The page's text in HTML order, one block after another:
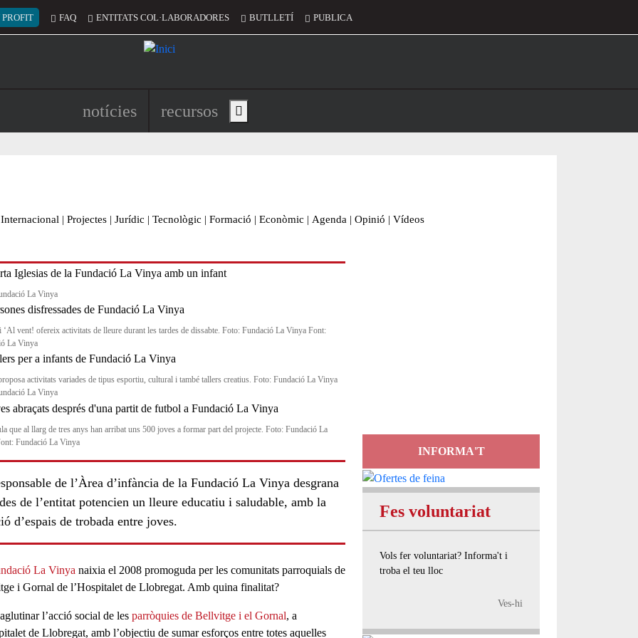
del compte d'usuari
PROFIT FAQ ENTITATS COL·LABORADORES BUTLLETÍ PUBLICA
Navegació principal de l'encapçalament
notícies recursos Show main menu
Internacional | Projectes | Jurídic | Tecnològic | Formació | Econòmic | Agenda | Opinió | Vídeos
La Vinya
‘Al vent! ofereix activitats de lleure durant les tardes de dissabte. Foto: Fundació La Vinya Font:
La Vinya
activitats variades de tipus esportiu, cultural i també tallers creatius. Foto: Fundació La Vinya
La Vinya
que al llarg de tres anys han arribat uns 500 joves a formar part del projecte. Foto: Fundació La
Fundació La Vinya
de l’Àrea d’infància de la Fundació La Vinya desgrana
de l’entitat potencien un lleure educatiu i saludable, amb la
d’espais de trobada entre joves.
La Vinya naixia el 2008 promoguda per les comunitats parroquials de
i Gornal de l’Hospitalet de Llobregat. Amb quina finalitat?
l’acció social de les parròquies de Bellvitge i el Gornal, a
de Llobregat, amb l’objectiu de sumar esforços entre totes aquelles
INFORMA'T
Fes voluntariat
Vols fer voluntariat? Informa't i
troba el teu lloc
Ves-hi